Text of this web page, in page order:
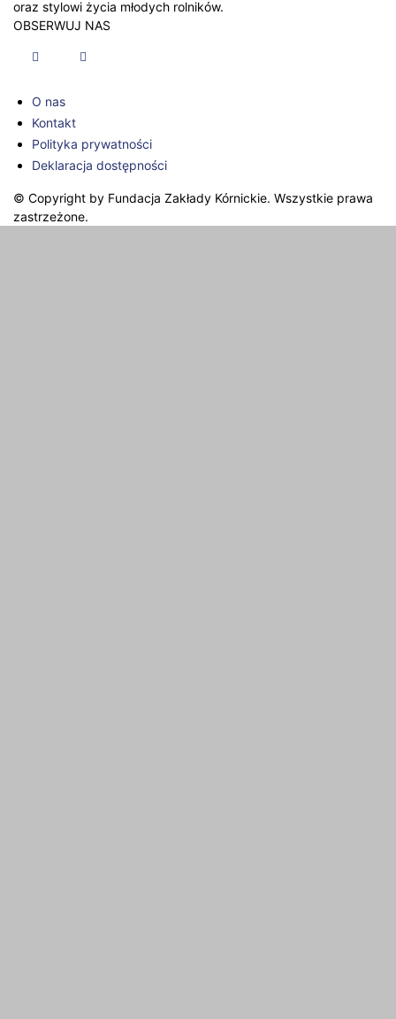
oraz stylowi życia młodych rolników.
OBSERWUJ NAS
O nas
Kontakt
Polityka prywatności
Deklaracja dostępności
© Copyright by Fundacja Zakłady Kórnickie. Wszystkie prawa
zastrzeżone.